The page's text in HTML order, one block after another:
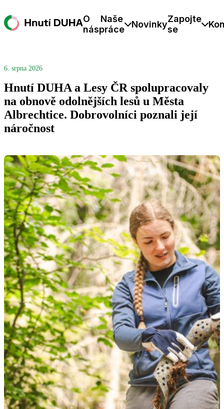
O
nás
Naše
práce
NovinkyZapojte
se
6. srpna 2026
Hnutí DUHA a Lesy ČR spolupracovaly
na obnově odolnějších lesů u Města
Albrechtice. Dobrovolníci poznali její
náročnost